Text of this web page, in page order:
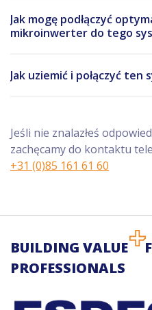
Jak mogę podłączyć
mikroinwerter do tego
Jak uziemić i połączyć ten
Jeśli nie znalazłeś
zachęcamy do kontaktu
+31 (0)85 161 61 60
BUILDING VALUE
PROFESSIONALS